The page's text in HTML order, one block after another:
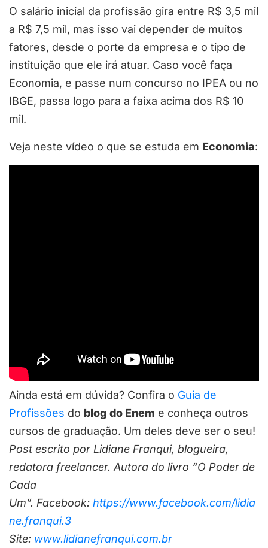
O salário inicial da profissão gira entre R$ 3,5 mil
a R$ 7,5 mil, mas isso vai depender de muitos
fatores, desde o porte da empresa e o tipo de
instituição que ele irá atuar. Caso você faça
Economia, e passe num concurso no IPEA ou no
IBGE, passa logo para a faixa acima dos R$ 10
mil.
Veja neste vídeo o que se estuda em Economia:
Ainda está em dúvida? Confira o Guia de
Profissões do blog do Enem e conheça outros
cursos de graduação. Um deles deve ser o seu!
Post escrito por Lidiane Franqui, blogueira,
redatora freelancer. Autora do livro “O Poder de
Cada
Um”. Facebook: https://www.facebook.com/lidia
ne.franqui.3
Site: www.lidianefranqui.com.br